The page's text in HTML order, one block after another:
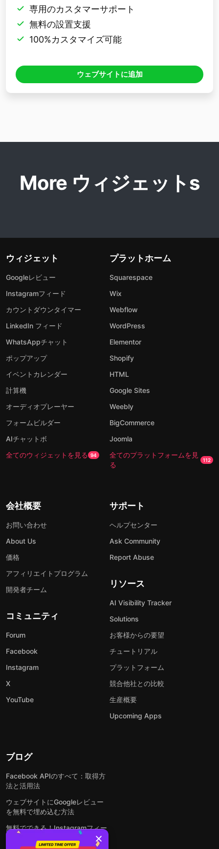
専用のカスタマーサポート
無料の設置支援
100%カスタマイズ可能
ウェブサイトに追加
More ウィジェットs
ウィジェット
Googleレビュー
Instagramフィード
カウントダウンタイマー
LinkedIn フィード
WhatsAppチャット
ポップアップ
イベントカレンダー
計算機
オーディオプレーヤー
フォームビルダー
AIチャットボ
全てのウィジェットを見る 94
プラットホーム
Squarespace
Wix
Webflow
WordPress
Elementor
Shopify
HTML
Google Sites
Weebly
BigCommerce
Joomla
全てのプラットフォームを見
る
112
会社概要
お問い合わせ
About Us
価格
アフィリエイトプログラム
開発者チーム
コミュニティ
Forum
Facebook
Instagram
X
YouTube
サポート
ヘルプセンター
Ask Community
Report Abuse
リソース
AI Visibility Tracker
Solutions
お客様からの要望
チュートリアル
プラットフォーム
競合他社との比較
生産概要
Upcoming Apps
ブログ
Facebook APIのすべて：取得方
法と活用法
ウェブサイトにGoogleレビュー
を無料で埋め込む方法
無料でできる！Instagramフィー
ドをウェブサイトに埋め込む方法